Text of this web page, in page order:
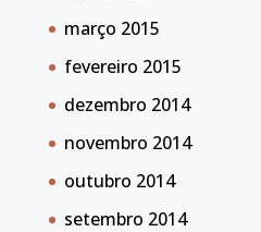
março 2015
fevereiro 2015
dezembro 2014
novembro 2014
outubro 2014
setembro 2014